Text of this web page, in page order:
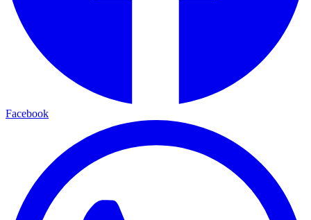
Facebook